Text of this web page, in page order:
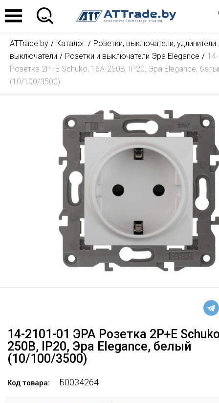
ATTrade.by Каталог
Розетки, выключатели, удлинители
выключатели
Розетки и выключатели Эра Elegance
Розетка 2P+E Schuko, 16A-250В, IP20, Эра Elegance,
(10/100/3500)
14-2101-01 ЭРА Розетка 2P+E
250В, IP20, Эра Elegance, белый
(10/100/3500)
Код товара: Б0034264